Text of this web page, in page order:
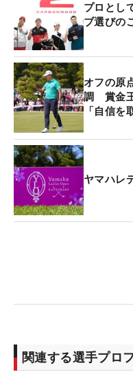
プロとし
ブ選びの
オフの原
調 賞金
「自信を
ヤマハレ
関連する選手プロ